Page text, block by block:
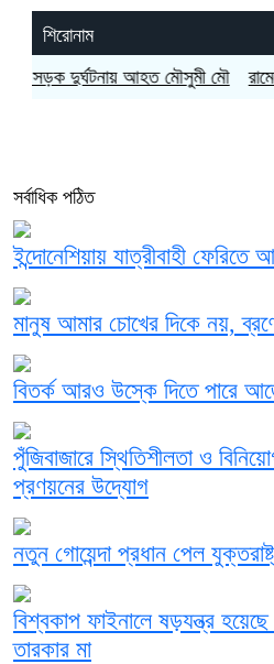
শিরোনাম
সড়ক দুর্ঘটনায় আহত মৌসুমী মৌ
সর্বাধিক পঠিত
ইন্দোনেশিয়ায় যাত্রীবাহী
মানুষ আমার চোখের দিকে নয়,
বিতর্ক আরও উস্কে দিতে পারে
পুঁজিবাজারে স্থিতিশীলতা ও
প্রণয়নের উদ্যোগ
নতুন গোয়েন্দা প্রধান পেল
বিশ্বকাপ ফাইনালে ষড়যন্ত্র
তারকার মা